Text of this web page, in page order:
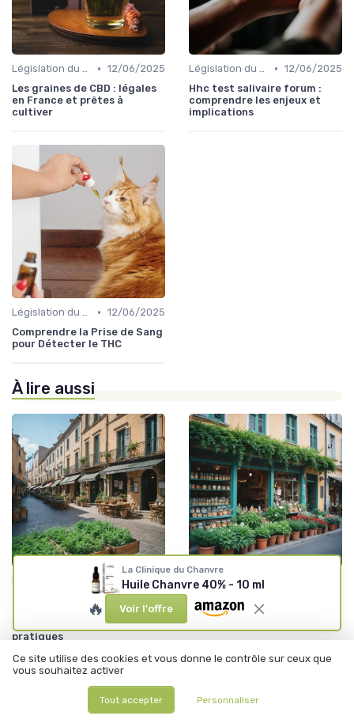
Législation du CBD • 12/06/2025
Les graines de CBD : légales
en France et prêtes à
cultiver
Législation du CBD • 12/06/2025
Hhc test salivaire forum :
comprendre les enjeux et
implications
Législation du CBD • 12/06/2025
Comprendre la Prise de Sang
pour Détecter le THC
À lire aussi
• 20/11/2025
Tout savoir sur le cbd à
Narbonne : usages,
législation et conseils
pratiques
Où trouver du CBD à La
Trinité : conseils et
La Clinique du Chanvre
Huile Chanvre 40% - 10 ml
🔥 Voir l'offre
Ce site utilise des cookies et vous donne le contrôle sur ceux que
vous souhaitez activer
Tout accepter Personnaliser